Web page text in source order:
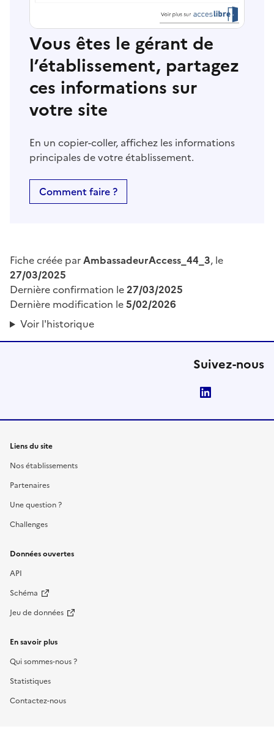
Vous êtes le gérant de
l’établissement, partagez
ces informations sur
votre site
En un copier-coller, affichez les informations
principales de votre établissement.
Comment faire ?
Fiche créée parAmbassadeurAccess_44_3, le
27/03/2025
Dernière confirmation le27/03/2025
Dernière modification le5/02/2026
Voir l'historique
Suivez-nous
Liens du site
Nos établissements
Partenaires
Une question ?
Challenges
Données ouvertes
API
Schéma
Jeu de données
En savoir plus
Qui sommes-nous ?
Statistiques
Contactez-nous